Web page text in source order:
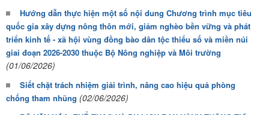
Hướng dẫn thực hiện một số nội dung Chương trình mục tiêu
quốc gia xây dựng nông thôn mới, giảm nghèo bền vững và phát
triển kinh tế - xã hội vùng đồng bào dân tộc thiểu số và miền núi
giai đoạn 2026-2030 thuộc Bộ Nông nghiệp và Môi trường
(01/06/2026)
Siết chặt trách nhiệm giải trình, nâng cao hiệu quả phòng
chống tham nhũng (02/06/2026)